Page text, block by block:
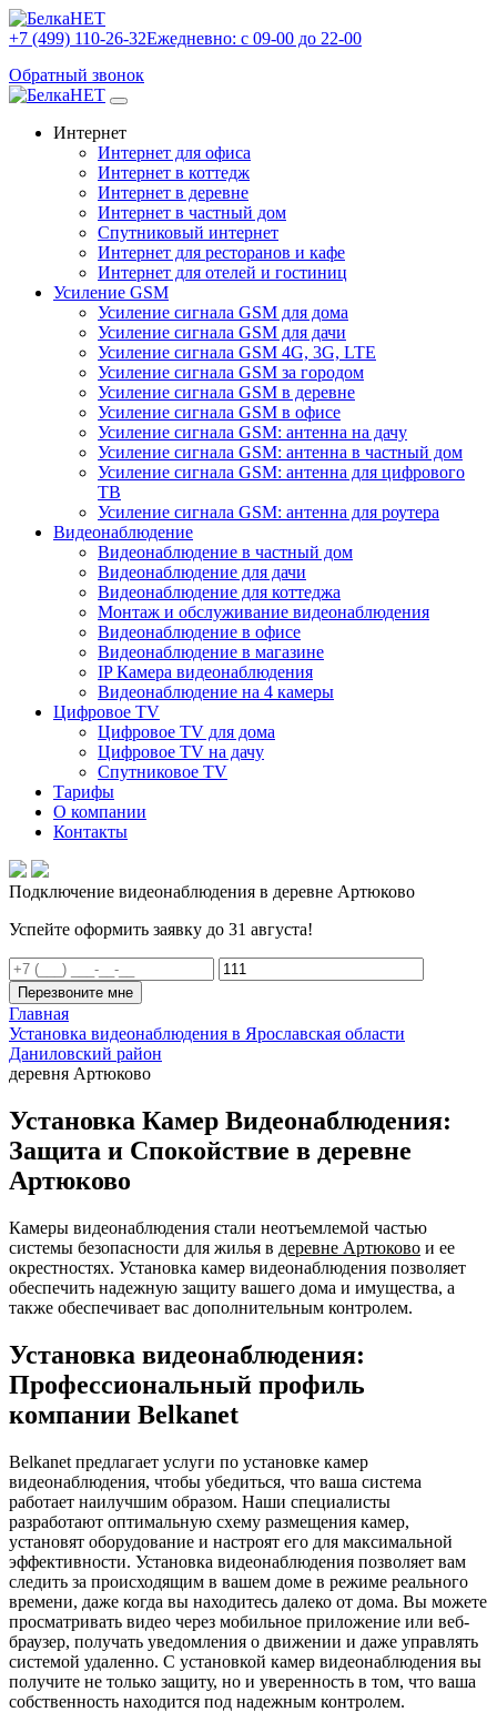
+7 (499) 110-26-32Ежедневно: с 09-00 до 22-00
Обратный звонок
Интернет
Интернет для офиса
Интернет в коттедж
Интернет в деревне
Интернет в частный дом
Спутниковый интернет
Интернет для ресторанов и кафе
Интернет для отелей и гостиниц
Усиление GSM
Усиление сигнала GSM для дома
Усиление сигнала GSM для дачи
Усиление сигнала GSM 4G, 3G, LTE
Усиление сигнала GSM за городом
Усиление сигнала GSM в деревне
Усиление сигнала GSM в офисе
Усиление сигнала GSM: антенна на дачу
Усиление сигнала GSM: антенна в частный дом
Усиление сигнала GSM: антенна для цифрового
ТВ
Усиление сигнала GSM: антенна для роутера
Видеонаблюдение
Видеонаблюдение в частный дом
Видеонаблюдение для дачи
Видеонаблюдение для коттеджа
Монтаж и обслуживание видеонаблюдения
Видеонаблюдение в офисе
Видеонаблюдение в магазине
IP Камера видеонаблюдения
Видеонаблюдение на 4 камеры
Цифровое TV
Цифровое TV для дома
Цифровое TV на дачу
Спутниковое TV
Тарифы
О компании
Контакты
Подключение видеонаблюдения в деревне Артюково
Успейте оформить заявку до 31 августа!
Перезвоните мне
Главная
Установка видеонаблюдения в Ярославская области
Даниловский район
деревня Артюково
Установка Камер Видеонаблюдения:
Защита и Спокойствие в деревне
Артюково
Камеры видеонаблюдения стали неотъемлемой частью
системы безопасности для жилья в деревне Артюково и ее
окрестностях. Установка камер видеонаблюдения позволяет
обеспечить надежную защиту вашего дома и имущества, а
также обеспечивает вас дополнительным контролем.
Установка видеонаблюдения:
Профессиональный профиль
компании Belkanet
Belkanet предлагает услуги по установке камер
видеонаблюдения, чтобы убедиться, что ваша система
работает наилучшим образом. Наши специалисты
разработают оптимальную схему размещения камер,
установят оборудование и настроят его для максимальной
эффективности. Установка видеонаблюдения позволяет вам
следить за происходящим в вашем доме в режиме реального
времени, даже когда вы находитесь далеко от дома. Вы можете
просматривать видео через мобильное приложение или веб-
браузер, получать уведомления о движении и даже управлять
системой удаленно. С установкой камер видеонаблюдения вы
получите не только защиту, но и уверенность в том, что ваша
собственность находится под надежным контролем.